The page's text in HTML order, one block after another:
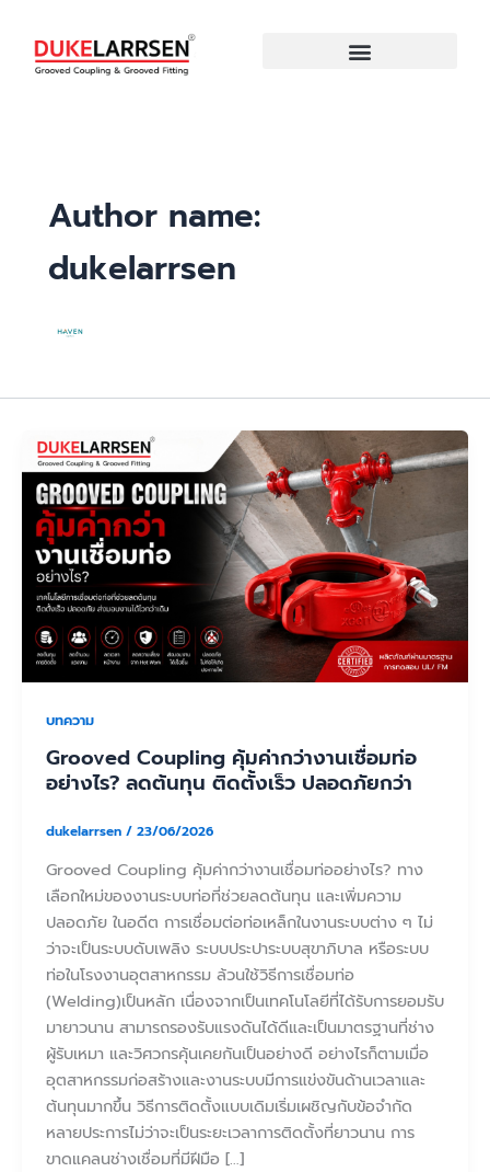
content
Author name:
dukelarrsen
บทความ
Grooved Coupling คุ้มค่ากว่างานเชื่อมท่อ
อย่างไร? ลดต้นทุน ติดตั้งเร็ว ปลอดภัยกว่า
dukelarrsen / 23/06/2026
Grooved Coupling คุ้มค่ากว่างานเชื่อมท่ออย่างไร? ทาง
เลือกใหม่ของงานระบบท่อที่ช่วยลดต้นทุน และเพิ่มความ
ปลอดภัย ในอดีต การเชื่อมต่อท่อเหล็กในงานระบบต่าง ๆ ไม่
ว่าจะเป็นระบบดับเพลิง ระบบประปาระบบสุขาภิบาล หรือระบบ
ท่อในโรงงานอุตสาหกรรม ล้วนใช้วิธีการเชื่อมท่อ
(Welding)เป็นหลัก เนื่องจากเป็นเทคโนโลยีที่ได้รับการยอมรับ
มายาวนาน สามารถรองรับแรงดันได้ดีและเป็นมาตรฐานที่ช่าง
ผู้รับเหมา และวิศวกรคุ้นเคยกันเป็นอย่างดี อย่างไรก็ตามเมื่อ
อุตสาหกรรมก่อสร้างและงานระบบมีการแข่งขันด้านเวลาและ
ต้นทุนมากขึ้น วิธีการติดตั้งแบบเดิมเริ่มเผชิญกับข้อจำกัด
หลายประการไม่ว่าจะเป็นระยะเวลาการติดตั้งที่ยาวนาน การ
ขาดแคลนช่างเชื่อมที่มีฝีมือ […]